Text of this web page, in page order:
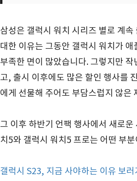
삼성은 갤럭시 워치 시리즈 별로 계
대한 이유는 그동안 갤럭시 워치가
부족한 면이 많았습니다. 그렇지만
고, 출시 이후에도 많은 할인 행사를
에게 선물해 주어도 부담스럽지 않은
그 이후 하반기 언팩 행사에서 새로
치5와 갤럭시 워치5 프로는 어떤 부
갤럭시 S23, 지금 사야하는 이유 보러